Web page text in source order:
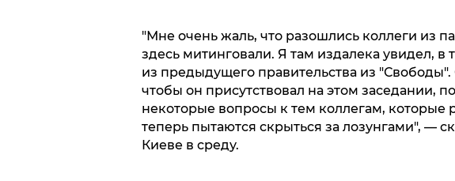
"Мне очень жаль, что разошлись коллеги из
здесь митинговали. Я там издалека увидел, в
из предыдущего правительства из
чтобы он присутствовал на этом заседании,
некоторые вопросы к тем коллегам, которые
теперь пытаются скрыться за лозунгами", —
Киеве в среду.